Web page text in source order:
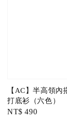
【AC】半高領內
打底衫（六色）
Regular
NT$ 490